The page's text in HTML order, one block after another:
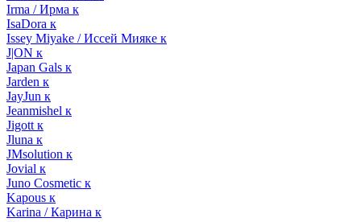
Irma / Ирма к
IsaDora к
Issey Miyake / Иссей Мияке к
J|ON к
Japan Gals к
Jarden к
JayJun к
Jeanmishel к
Jigott к
Jluna к
JMsolution к
Jovial к
Juno Cosmetic к
Kapous к
Karina / Карина к